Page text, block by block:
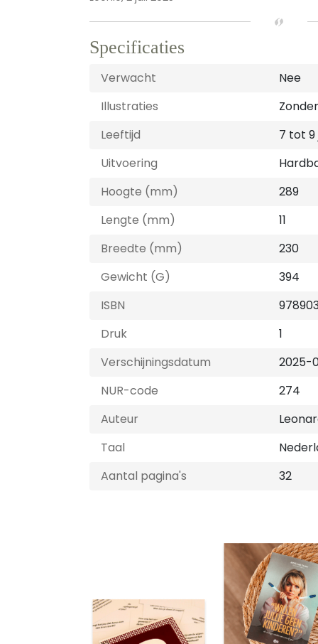
Specificaties
Verwacht
Nee
Illustraties
Leeftijd
7 tot 9
Uitvoering
Hoogte (mm)
289
Lengte (mm)
11
Breedte (mm)
230
Gewicht (G)
394
ISBN
Druk
1
Verschijningsdatum
2025-
NUR-code
274
Auteur
Taal
Aantal pagina's
32